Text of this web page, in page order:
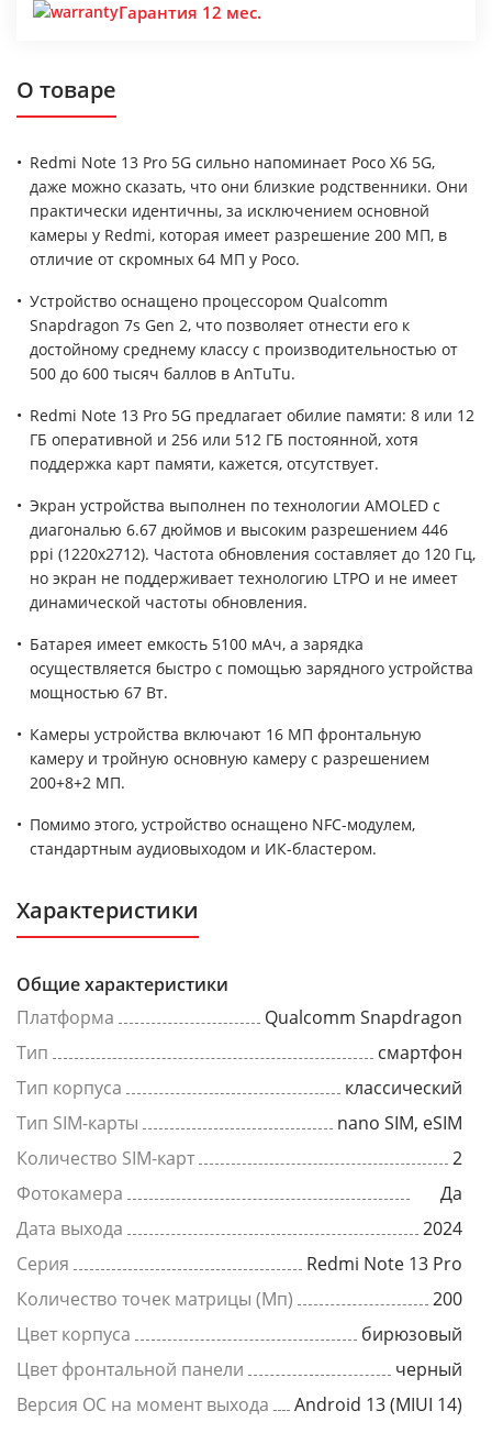
Гарантия 12 мес.
О товаре
Redmi Note 13 Pro 5G сильно напоминает Poco X6 5G,
даже можно сказать, что они близкие родственники. Они
практически идентичны, за исключением основной
камеры у Redmi, которая имеет разрешение 200 МП, в
отличие от скромных 64 МП у Poco.
Устройство оснащено процессором Qualcomm
Snapdragon 7s Gen 2, что позволяет отнести его к
достойному среднему классу с производительностью от
500 до 600 тысяч баллов в AnTuTu.
Redmi Note 13 Pro 5G предлагает обилие памяти: 8 или 12
ГБ оперативной и 256 или 512 ГБ постоянной, хотя
поддержка карт памяти, кажется, отсутствует.
Экран устройства выполнен по технологии AMOLED с
диагональю 6.67 дюймов и высоким разрешением 446
ppi (1220x2712). Частота обновления составляет до 120 Гц,
но экран не поддерживает технологию LTPO и не имеет
динамической частоты обновления.
Батарея имеет емкость 5100 мАч, а зарядка
осуществляется быстро с помощью зарядного устройства
мощностью 67 Вт.
Камеры устройства включают 16 МП фронтальную
камеру и тройную основную камеру с разрешением
200+8+2 МП.
Помимо этого, устройство оснащено NFC-модулем,
стандартным аудиовыходом и ИК-бластером.
Характеристики
Общие характеристики
Платформа
Qualcomm Snapdragon
Тип
смартфон
Тип корпуса
классический
Тип SIM-карты
nano SIM, eSIM
Количество SIM-карт
2
Фотокамера
Да
Дата выхода
2024
Серия
Redmi Note 13 Pro
Количество точек матрицы (Мп)
200
Цвет корпуса
бирюзовый
Цвет фронтальной панели
черный
Версия ОС на момент выхода
Android 13 (MIUI 14)